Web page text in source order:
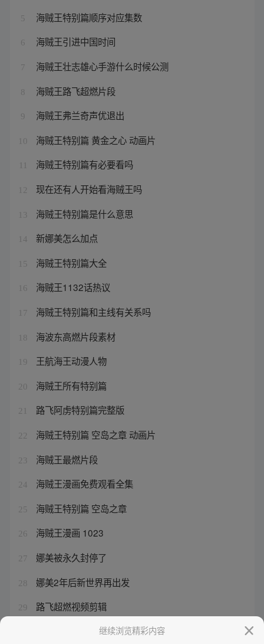
5 海贼王特别篇顺序对应集数
6 海贼王引进中国时间
7 海贼王壮志雄心手游什么时候公测
8 海贼王路飞超燃片段
9 海贼王弗兰奇声优退出
10 海贼王特别篇 黄金之心 动画片
海贼王特别篇有必要看吗
12 现在还有人开始看海贼王吗
13 海贼王特别篇是什么意思
14 新娜美怎么加点
15 海贼王特别篇大全
16 海贼王1132话热议
17 海贼王特别篇和主线有关系吗
18 海波东高燃片段素材
19 王航海王动漫人物
20 海贼王所有特别篇
21 路飞阿虏特别篇完整版
22 海贼王特别篇 空岛之章 动画片
23 海贼王最燃片段
24 海贼王漫画免费观看全集
25 海贼王特别篇 空岛之章
26 海贼王漫画 1023
27 娜美被永久封停了
28 娜美2年后新世界再出发
29 路飞超燃视频剪辑
海贼王特别篇什么时候出继续浏览精彩内容